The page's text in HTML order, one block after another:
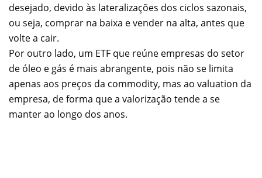
desejado, devido às lateralizações dos ciclos sazonais,
ou seja, comprar na baixa e vender na alta, antes que
volte a cair.
Por outro lado, um ETF que reúne empresas do setor
de óleo e gás é mais abrangente, pois não se limita
apenas aos preços da commodity, mas ao valuation da
empresa, de forma que a valorização tende a se
manter ao longo dos anos.